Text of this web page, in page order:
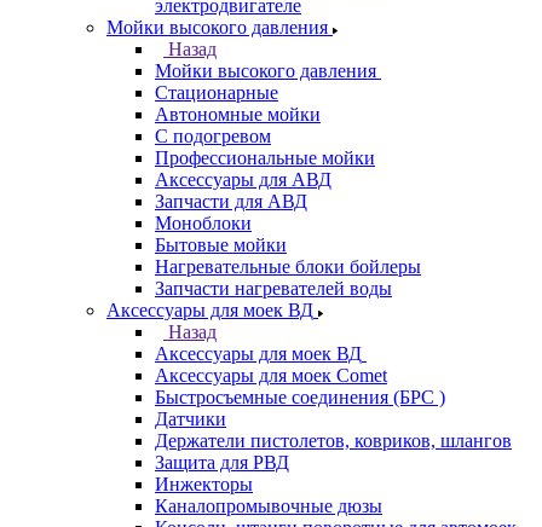
электродвигателе
Мойки высокого давления
Назад
Мойки высокого давления
Стационарные
Автономные мойки
С подогревом
Профессиональные мойки
Аксессуары для АВД
Запчасти для АВД
Моноблоки
Бытовые мойки
Нагревательные блоки бойлеры
Запчасти нагревателей воды
Аксессуары для моек ВД
Назад
Аксессуары для моек ВД
Аксессуары для моек Comet
Быстросъемные соединения (БРС )
Датчики
Держатели пистолетов, ковриков, шлангов
Защита для РВД
Инжекторы
Каналопромывочные дюзы